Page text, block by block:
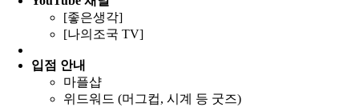
[좋은생각]
[나의조국 TV]
입점 안내
마플샵
위드워드 (머그컵, 시계 등 굿즈)